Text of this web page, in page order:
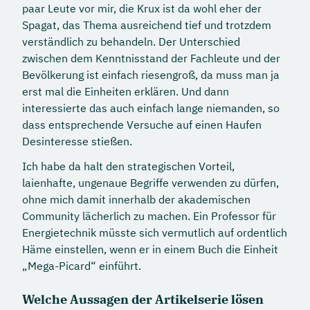
paar Leute vor mir, die Krux ist da wohl eher der
Spagat, das Thema ausreichend tief und trotzdem
verständlich zu behandeln. Der Unterschied
zwischen dem Kenntnisstand der Fachleute und der
Bevölkerung ist einfach riesengroß, da muss man ja
erst mal die Einheiten erklären. Und dann
interessierte das auch einfach lange niemanden, so
dass entsprechende Versuche auf einen Haufen
Desinteresse stießen.
Ich habe da halt den strategischen Vorteil,
laienhafte, ungenaue Begriffe verwenden zu dürfen,
ohne mich damit innerhalb der akademischen
Community lächerlich zu machen. Ein Professor für
Energietechnik müsste sich vermutlich auf ordentlich
Häme einstellen, wenn er in einem Buch die Einheit
„Mega-Picard“ einführt.
Welche Aussagen der Artikelserie lösen